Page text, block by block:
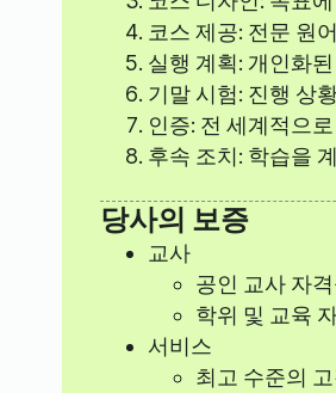
코스 제공: 전문 원
실행 계획: 개인화
기말 시험: 진행 상
인증: 전 세계적으
후속 조치: 학습을
당사의 보증
교사
공인 교사 자
학위 및 교육
서비스
최고 수준의